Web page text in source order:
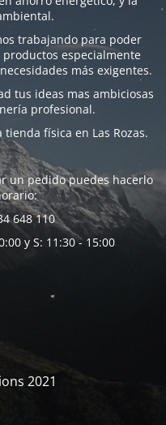
trabajando para poder
especialmente
más exigentes.
tus ideas mas ambiciosas
profesional.
física en Las Rozas.
un pedido puedes hacerlo
648 110
y S: 11:30 - 15:00
2021